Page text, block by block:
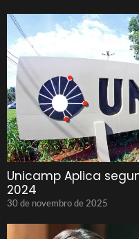
Unicamp Aplica
2024
30 de novembro de 2025